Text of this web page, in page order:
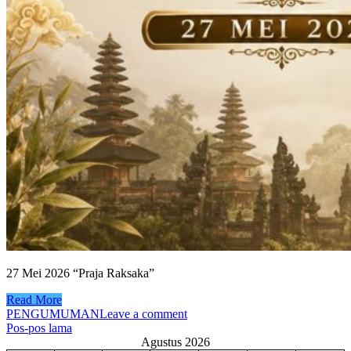
27 Mei 2026 “Praja Raksaka”
Read More
PENGUMUMANLeave a comment
Navigasi
Pos-pos lama
Agustus 2026